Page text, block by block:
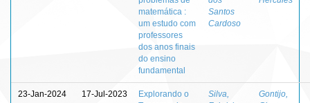
matemática :
um estudo com
professores
dos anos finais
do ensino
fundamental
Santos
Cardoso
23-Jan-2024 17-Jul-2023
Explorando o
Silva,
Gontijo,